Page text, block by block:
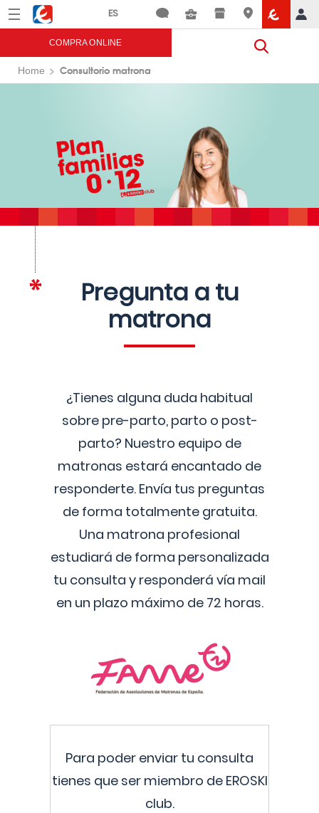
Menú Eroski
COMPRA ONLINE
Home Consultorio matrona
Pregunta a tu
matrona
¿Tienes alguna duda habitual
sobre pre-parto, parto o post-
parto? Nuestro equipo de
matronas estará encantado de
responderte. Envía tus preguntas
de forma totalmente gratuita.
Una matrona profesional
estudiará de forma personalizada
tu consulta y responderá vía mail
en un plazo máximo de 72 horas.
Para poder enviar tu consulta
tienes que ser miembro de EROSKI
club.